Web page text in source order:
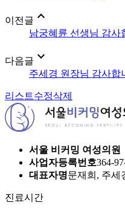
이전글 expand_less
남궁혜륜 선생님 감사
다음글 expand_more
주세경 원장님 감사합
리스트수정삭제
서울 비커밍 여성의원
사업자등록번호364-
대표자명문재희, 주세
진료시간